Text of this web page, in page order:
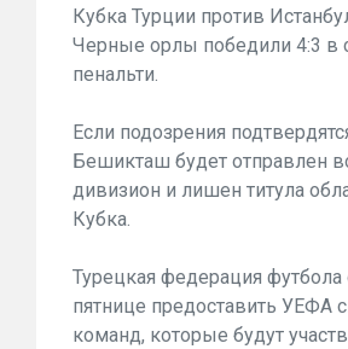
Кубка Турции против
Черные орлы победили 4:3 в
пенальти.
Если подозрения
Бешикташ будет отправлен
дивизион и лишен титула
Кубка.
Турецкая федерация футбола
пятнице предоставить УЕФА
команд, которые будут